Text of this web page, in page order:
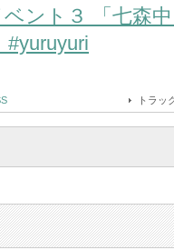
ント３ 「七森
#yuruyuri
トラ